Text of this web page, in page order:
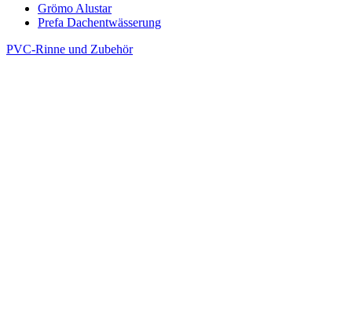
Grömo Alustar
Prefa Dachentwässerung
PVC-Rinne und Zubehör